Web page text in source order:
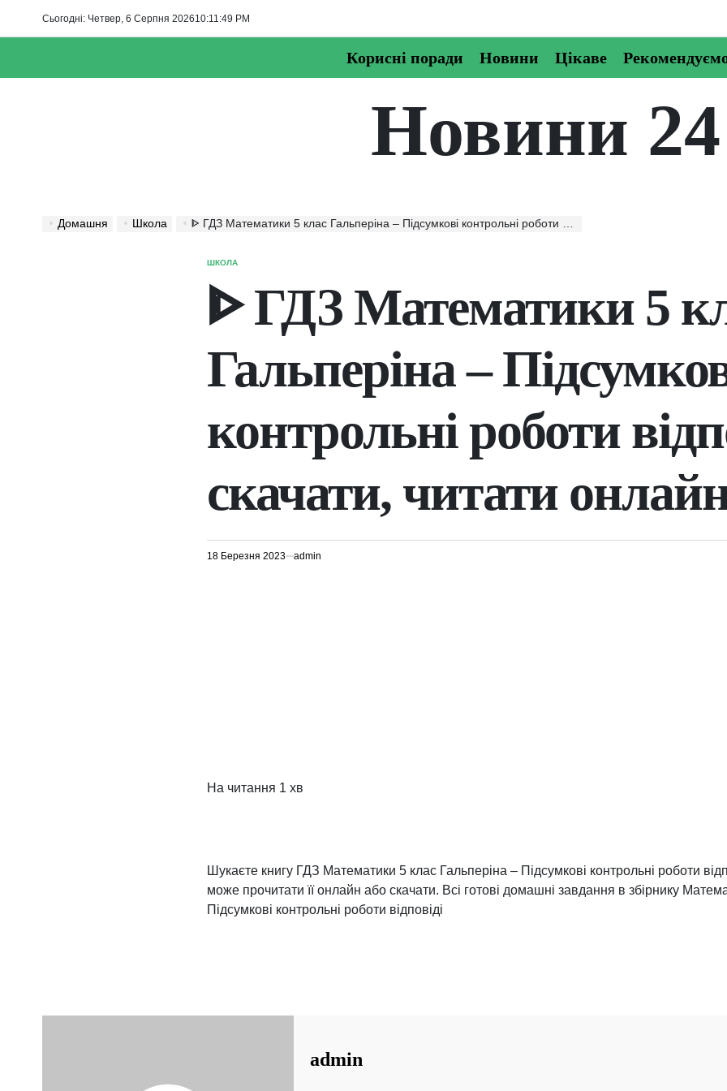
Сьогодні: Четвер, 6 Серпня 202610:11 :50 PM
Корисні поради Новини Цікаве
Новини 24
Домашня Школа ᐈ ГДЗ Математики 5 клас Гальперіна – Підсумкові контрольні роботи відповіді скачати, читати онлайн
ОПУБЛІКУВАТИ
ШКОЛА
ᐈ ГДЗ Математики 5
Гальперіна –
контрольні роботи
скачати, читати
18 Березня 2023 admin
На читання 1 хв
Шукаєте книгу ГДЗ Математики 5 клас Гальперіна – Підсумкові контрольні роботи
може прочитати її онлайн або скачати. Всі готові домашні завдання в збірнику
Підсумкові контрольні роботи відповіді
admin